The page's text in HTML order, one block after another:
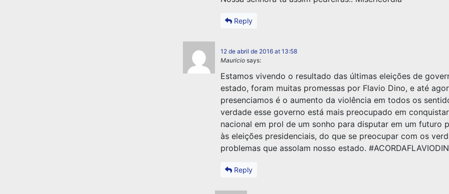
Reply
12 de abril de 2016 at 13:58
Mauricio says:
Estamos vivendo o resultado das últimas eleições de
estado, foram muitas promessas por Flavio Dino, e até
presenciamos é o aumento da violência em todos os
verdade esse governo está mais preocupado em
nacional em prol de um sonho para disputar em um futuro
às eleições presidenciais, do que se preocupar com os
problemas que assolam nosso estado.
Reply